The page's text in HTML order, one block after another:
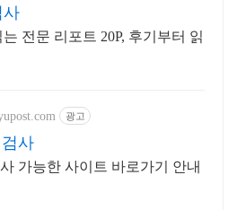
사
전문 리포트 20P, 후기부터 읽
광고
사
가능한 사이트 바로가기 안내